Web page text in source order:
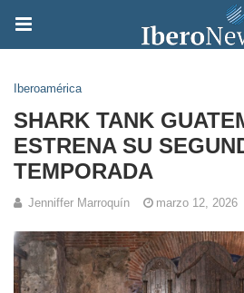
Iberoamérica
SHARK TANK
ESTRENA SU
TEMPORADA
Jenniffer Marroquín marzo 12, 2026